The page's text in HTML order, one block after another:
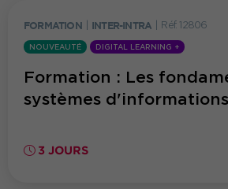
FORMATION INTER-INTRA Réf. 12806
NOUVEAUTÉ DIGITAL LEARNING +
Formation : Les
systèmes d'informations
3 JOURS